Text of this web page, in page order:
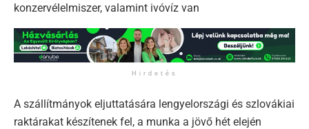
konzervélelmiszer, valamint ivóvíz van
Hirdetés
A szállítmányok eljuttatására lengyelországi és szlovákiai
raktárakat készítenek fel, a munka a jövő hét elején